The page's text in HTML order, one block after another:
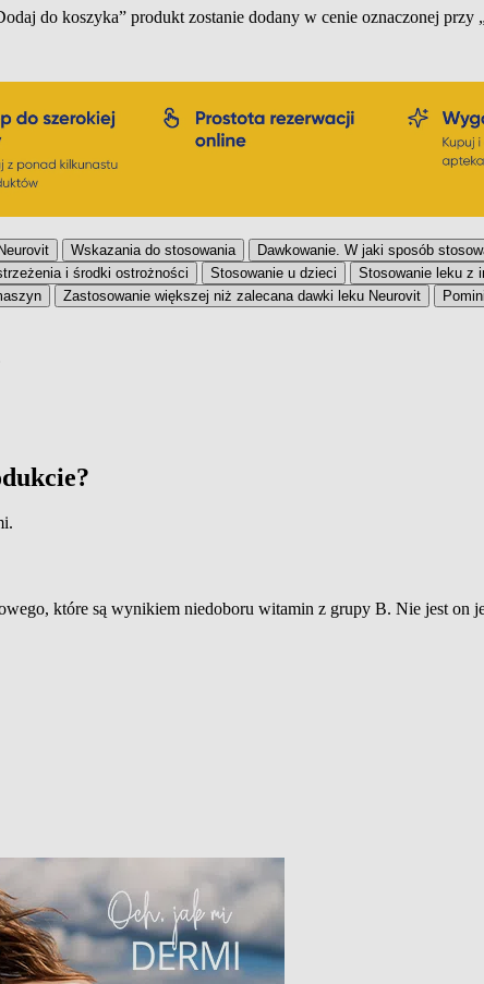
do koszyka” produkt zostanie dodany w cenie oznaczonej
Wskazania do stosowania Dawkowanie. W jaki sposób
i środki ostrożności Stosowanie u dzieci Stosowanie leku z
Zastosowanie większej niż zalecana dawki leku Neurovit
które są wynikiem niedoboru witamin z grupy B. Nie jest on